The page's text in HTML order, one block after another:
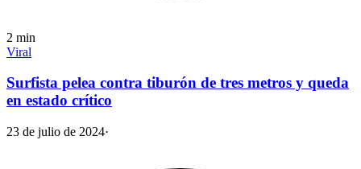
2 min
Viral
Surfista pelea contra tiburón de tres metros y queda
en estado crítico
23 de julio de 2024·